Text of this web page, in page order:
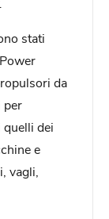
stati
da
per
quelli dei
e
vagli,